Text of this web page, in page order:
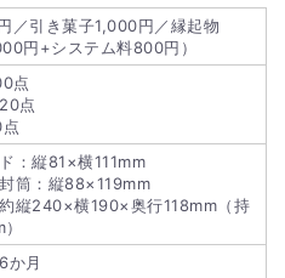
／引き菓子1,000円／縁起物
円+システム料800円）
点
点
：縦81×横111mm
筒：縦88×119mm
縦240×横190×奥行118mm（持
か月